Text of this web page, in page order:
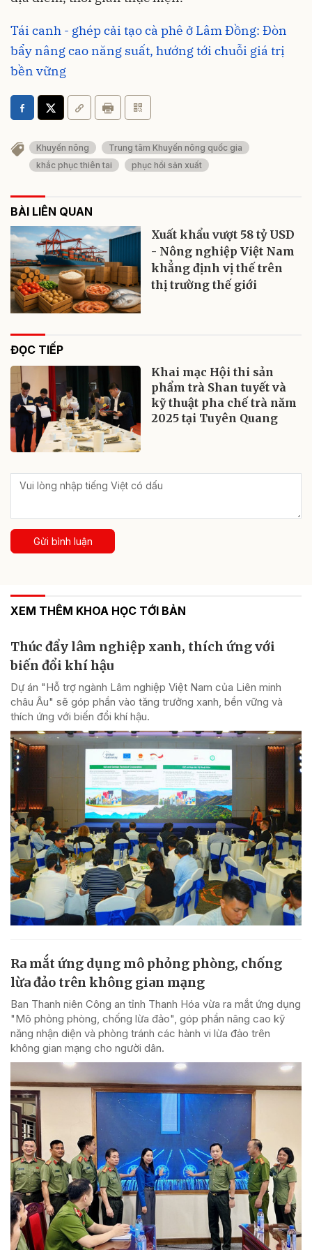
Tái canh - ghép cải tạo cà phê ở Lâm Đồng: Đòn
bẩy nâng cao năng suất, hướng tới chuỗi giá trị
bền vững
Khuyến nông
Trung tâm Khuyến nông quốc gia
khắc phục thiên tai
phục hồi sản xuất
BÀI LIÊN QUAN
Xuất khẩu vượt 58 tỷ USD
- Nông nghiệp Việt Nam
khẳng định vị thế trên
thị trường thế giới
ĐỌC TIẾP
Khai mạc Hội thi sản
phẩm trà Shan tuyết và
kỹ thuật pha chế trà năm
2025 tại Tuyên Quang
Gửi bình luận
XEM THÊM KHOA HỌC TỚI BẢN
Thúc đẩy lâm nghiệp xanh, thích ứng với
biến đổi khí hậu
Dự án "Hỗ trợ ngành Lâm nghiệp Việt Nam của Liên minh
châu Âu" sẽ góp phần vào tăng trưởng xanh, bền vững và
thích ứng với biến đổi khí hậu.
Ra mắt ứng dụng mô phỏng phòng, chống
lừa đảo trên không gian mạng
Ban Thanh niên Công an tỉnh Thanh Hóa vừa ra mắt ứng dụng
"Mô phỏng phòng, chống lừa đảo", góp phần nâng cao kỹ
năng nhận diện và phòng tránh các hành vi lừa đảo trên
không gian mạng cho người dân.